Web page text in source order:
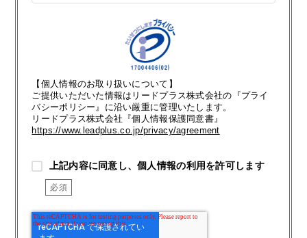
【個人情報のお取り扱いについて】
ご提供いただいた情報はリードプラス株式会社の『プライ
バシーポリシー』に沿い厳重に管理いたします。
リードプラス株式会社『個人情報保護同意書』
https://www.leadplus.co.jp/privacy/agreement
上記内容に同意し、個人情報の利用を許可します